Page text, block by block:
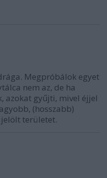
Megpróbálok egyet
nem az, de ha
azokat gyűjti, mivel éjjel
(hosszabb)
területet.